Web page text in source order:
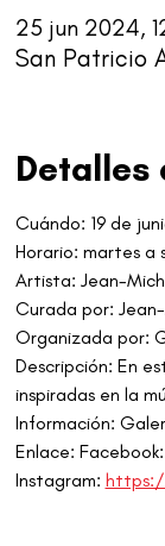
25 jun 2024,
San Patricio
Detalles
Cuándo: 19 de
Horario: martes a
Artista: Jean-
Curada por:
Organizada por:
Descripción: En
inspiradas en la
Información:
Enlace: Facebook:
Instagram: